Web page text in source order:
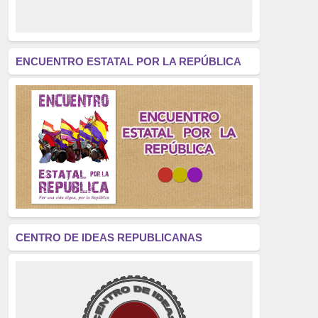
América Latina
(305)
Exhumación
(304)
Golpe de Estado
(304)
Brigadas Internacionales
(303)
pensamiento
(294)
Revisionismo
(289)
La Transición
(275)
educación pública
(270)
ENCUENTRO ESTATAL POR LA REPÚBLICA
CENTRO DE IDEAS REPUBLICANAS